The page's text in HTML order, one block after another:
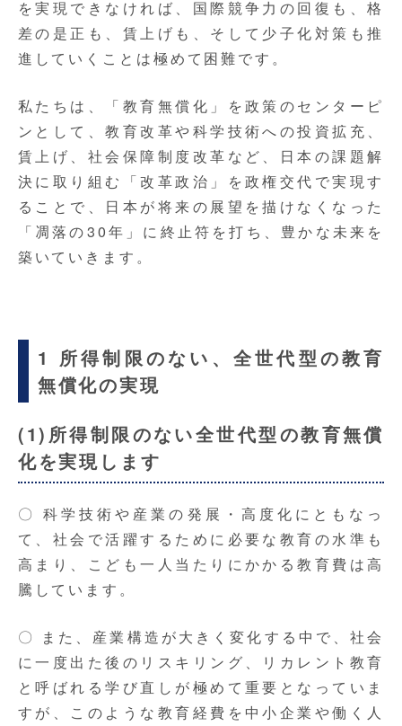
を実現できなければ、国際競争力の回復も、格
差の是正も、賃上げも、そして少子化対策も推
進していくことは極めて困難です。
私たちは、「教育無償化」を政策のセンターピ
ンとして、教育改革や科学技術への投資拡充、
賃上げ、社会保障制度改革など、日本の課題解
決に取り組む「改革政治」を政権交代で実現す
ることで、日本が将来の展望を描けなくなった
「凋落の30年」に終止符を打ち、豊かな未来を
築いていきます。
1 所得制限のない、全世代型の教育
無償化の実現
(1)所得制限のない全世代型の教育無償
化を実現します
〇 科学技術や産業の発展・高度化にともなっ
て、社会で活躍するために必要な教育の水準も
高まり、こども一人当たりにかかる教育費は高
騰しています。
〇 また、産業構造が大きく変化する中で、社会
に一度出た後のリスキリング、リカレント教育
と呼ばれる学び直しが極めて重要となっていま
すが、このような教育経費を中小企業や働く人